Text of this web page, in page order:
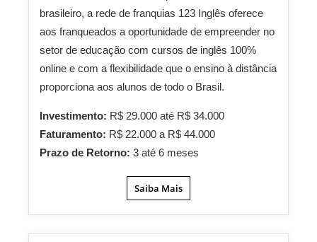
brasileiro, a rede de franquias 123 Inglês oferece
aos franqueados a oportunidade de empreender no
setor de educação com cursos de inglês 100%
online e com a flexibilidade que o ensino à distância
proporciona aos alunos de todo o Brasil.
Investimento: R$ 29.000 até R$ 34.000
Faturamento: R$ 22.000 a R$ 44.000
Prazo de Retorno: 3 até 6 meses
Saiba Mais